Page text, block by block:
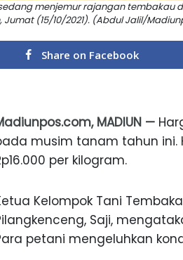
menjemur rajangan tembakau
Jumat (15/10/2021). (Abdul Jalil/
Share on Facebook
MADIUN —
musim tanam tahun ini.
per kilogram.
Kelompok Tani
Saji,
petani mengeluhkan